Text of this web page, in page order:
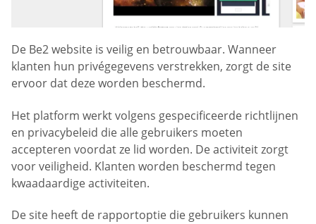
De Be2 website is veilig en betrouwbaar. Wanneer
klanten hun privégegevens verstrekken, zorgt de site
ervoor dat deze worden beschermd.
Het platform werkt volgens gespecificeerde richtlijnen
en privacybeleid die alle gebruikers moeten
accepteren voordat ze lid worden. De activiteit zorgt
voor veiligheid. Klanten worden beschermd tegen
kwaadaardige activiteiten.
De site heeft de rapportoptie die gebruikers kunnen